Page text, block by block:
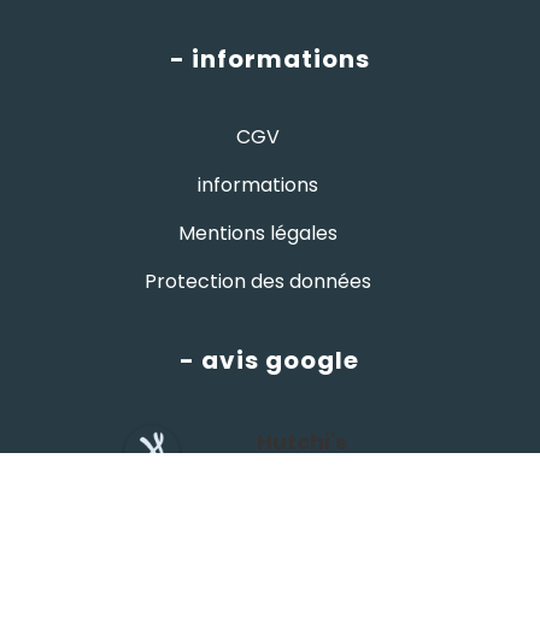
- informations
CGV
informations
Mentions légales
Protection des données
- avis google